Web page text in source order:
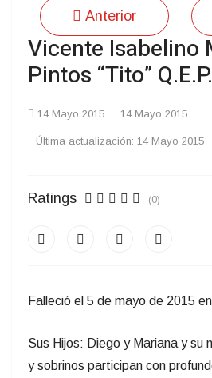
Anterior
Vicente Isabelino
Pintos “Tito”
14 Mayo 2015 14 Mayo 2015
Última actualización: 14 Mayo 2015
Ratings (0)
Falleció el 5 de mayo de 2015
Sus Hijos: Diego y Mariana y su
y sobrinos participan con